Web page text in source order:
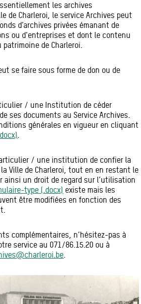
les archives
de Charleroi, le service Archives peut
d’archives privées émanant de
ou d’entreprises et dont le contenu
de Charleroi.
se faire sous forme de don ou de
/ une Institution de céder
ses documents au Service Archives.
générales en vigueur en cliquant
.
/ une institution de confier la
Ville de Charleroi, tout en en restant le
ainsi un droit de regard sur l’utilisation
type (.docx) existe mais les
être modifiées en fonction des
complémentaires, n’hésitez-pas à
service au 071/86.15.20 ou à
.